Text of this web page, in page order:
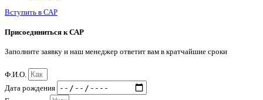
Вступить в САР
Присоединиться к САР
Заполните заявку и наш менеджер ответит вам в кратчайшие сроки
Ф.И.О.
Дата рождения